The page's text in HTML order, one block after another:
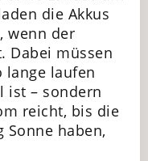
die Akkus
wenn der
Dabei müssen
lange laufen
ist – sondern
reicht, bis die
Sonne haben,